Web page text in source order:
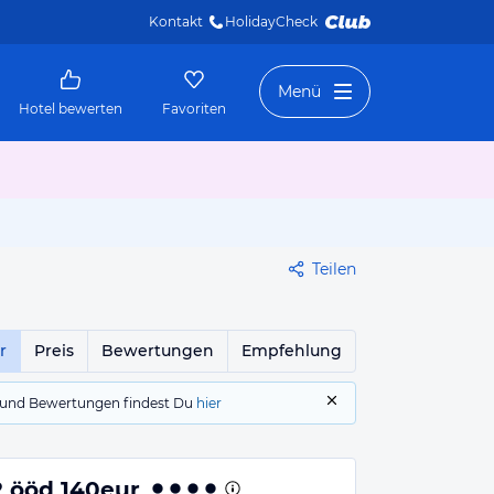
Kontakt HolidayCheck
Hotel bewerten Favoriten
Menü
Teilen
Preis Bewertungen Empfehlung
Bewertungen findest Du hier